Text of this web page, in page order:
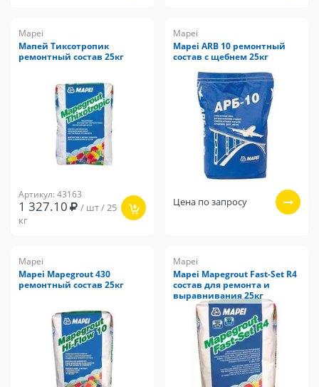
Mapei
Мапей Тиксотропик
ремонтный состав 25кг
Артикул: 43163
1 327.10 / шт / 25
кг
Mapei
Mapei ARB 10 ремонтный
состав с щебнем 25кг
Цена по запросу
Mapei
Mapei Mapegrout 430
ремонтный состав 25кг
Mapei
Mapei Mapegrout Fast-Set R4
состав для ремонта и
выравнивания 25кг